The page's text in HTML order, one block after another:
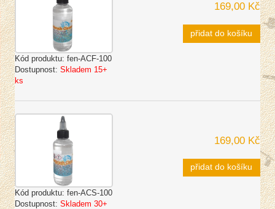
Kód produktu: fen-ACF-100
Dostupnost: Skladem 15+
ks
169,00 Kč
přidat do košíku
Kód produktu: fen-ACS-100
Dostupnost: Skladem 30+
169,00 Kč
přidat do košíku